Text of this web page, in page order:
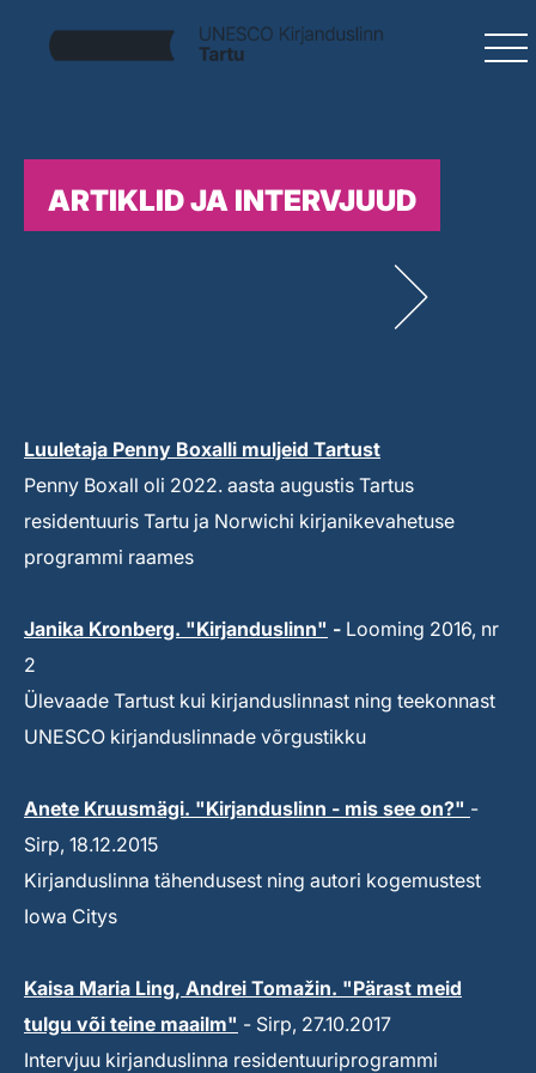
ARTIKLID JA INTERVJUUD
Luuletaja Penny Boxalli muljeid Tartust
Penny Boxall oli 2022. aasta augustis Tartus
residentuuris Tartu ja Norwichi kirjanikevahetuse
programmi raames
Janika Kronberg. "Kirjanduslinn" - Looming 2016, nr
2
Ülevaade Tartust kui kirjanduslinnast ning teekonnast
UNESCO kirjanduslinnade võrgustikku
Anete Kruusmägi. "Kirjanduslinn - mis see on?" -
Sirp, 18.12.2015
Kirjanduslinna tähendusest ning autori kogemustest
Iowa Citys
Kaisa Maria Ling, Andrei Tomažin. "Pärast meid
tulgu või teine maailm" - Sirp, 27.10.2017
Intervjuu kirjanduslinna residentuuriprogrammi